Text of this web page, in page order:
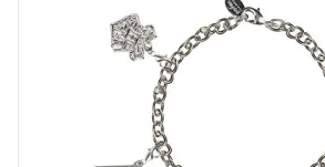
Les
options
peuvent